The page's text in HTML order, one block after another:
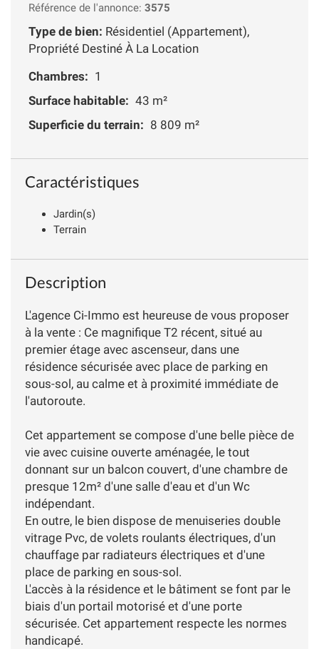
Référence de l'annonce: 3575
Type de bien: Résidentiel (Appartement),
Propriété Destiné À La Location
Chambres: 1
Surface habitable: 43 m²
Superficie du terrain: 8 809 m²
Caractéristiques
Jardin(s)
Terrain
Description
L'agence Ci-Immo est heureuse de vous proposer
à la vente : Ce magnifique T2 récent, situé au
premier étage avec ascenseur, dans une
résidence sécurisée avec place de parking en
sous-sol, au calme et à proximité immédiate de
l'autoroute.
Cet appartement se compose d'une belle pièce de
vie avec cuisine ouverte aménagée, le tout
donnant sur un balcon couvert, d'une chambre de
presque 12m² d'une salle d'eau et d'un Wc
indépendant.
En outre, le bien dispose de menuiseries double
vitrage Pvc, de volets roulants électriques, d'un
chauffage par radiateurs électriques et d'une
place de parking en sous-sol.
L'accès à la résidence et le bâtiment se font par le
biais d'un portail motorisé et d'une porte
sécurisée. Cet appartement respecte les normes
handicapé.